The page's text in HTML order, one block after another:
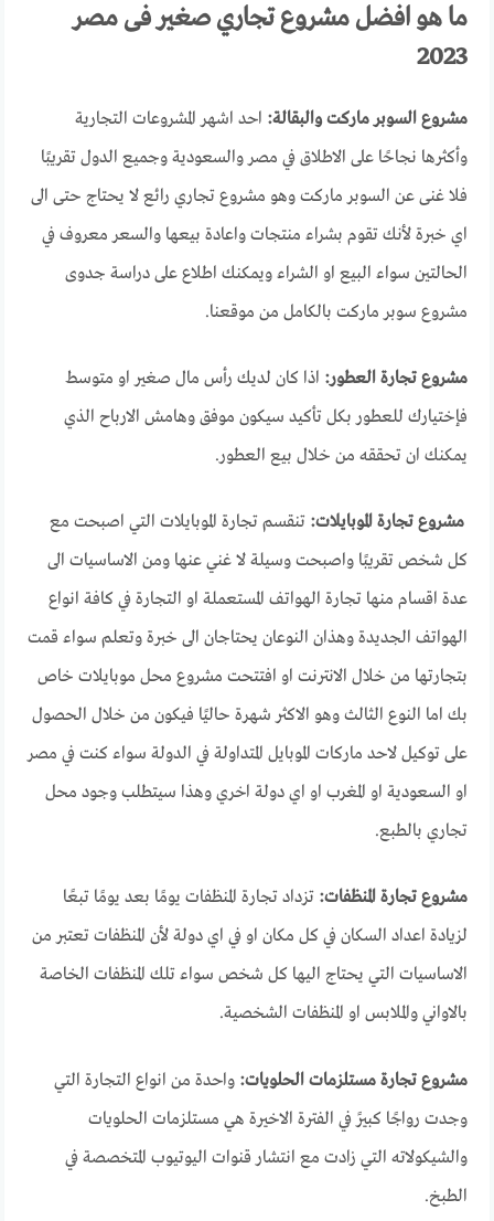
ما هو افضل مشروع تجاري صغير فى مصر
2023
مشروع السوبر ماركت والبقالة: احد اشهر المشروعات التجارية
وأكثرها نجاحًا على الاطلاق في مصر والسعودية وجميع الدول تقريبًا
فلا غنى عن السوبر ماركت وهو مشروع تجاري رائع لا يحتاج حتى الى
اي خبرة لأنك تقوم بشراء منتجات واعادة بيعها والسعر معروف في
الحالتين سواء البيع او الشراء ويمكنك اطلاع على دراسة جدوى
مشروع سوبر ماركت بالكامل من موقعنا.
مشروع تجارة العطور: اذا كان لديك رأس مال صغير او متوسط
فإختيارك للعطور بكل تأكيد سيكون موفق وهامش الارباح الذي
يمكنك ان تحققه من خلال بيع العطور.
مشروع تجارة الموبايلات:تنقسم تجارة الموبايلات التي اصبحت مع
كل شخص تقريبًا واصبحت وسيلة لا غني عنها ومن الاساسيات الى
عدة اقسام منها تجارة الهواتف المستعملة او التجارة في كافة انواع
الهواتف الجديدة وهذان النوعان يحتاجان الى خبرة وتعلم سواء قمت
بتجارتها من خلال الانترنت او افتتحت مشروع محل موبايلات خاص
بك اما النوع الثالث وهو الاكثر شهرة حاليًا فيكون من خلال الحصول
على توكيل لاحد ماركات الموبايل المتداولة في الدولة سواء كنت في مصر
او السعودية او المغرب او اي دولة اخري وهذا سيتطلب وجود محل
تجاري بالطبع.
مشروع تجارة المنظفات:تزداد تجارة المنظفات يومًا بعد يومًا تبعًا
لزيادة اعداد السكان في كل مكان او في اي دولة لأن المنظفات تعتبر من
الاساسيات التي يحتاج اليها كل شخص سواء تلك المنظفات الخاصة
بالاواني والملابس او المنظفات الشخصية.
مشروع تجارة مستلزمات الحلويات:واحدة من انواع التجارة التي
وجدت رواجًا كبيرً في الفترة الاخيرة هي مستلزمات الحلويات
والشيكولاته التي زادت مع انتشار قنوات اليوتيوب المتخصصة في
الطبخ.